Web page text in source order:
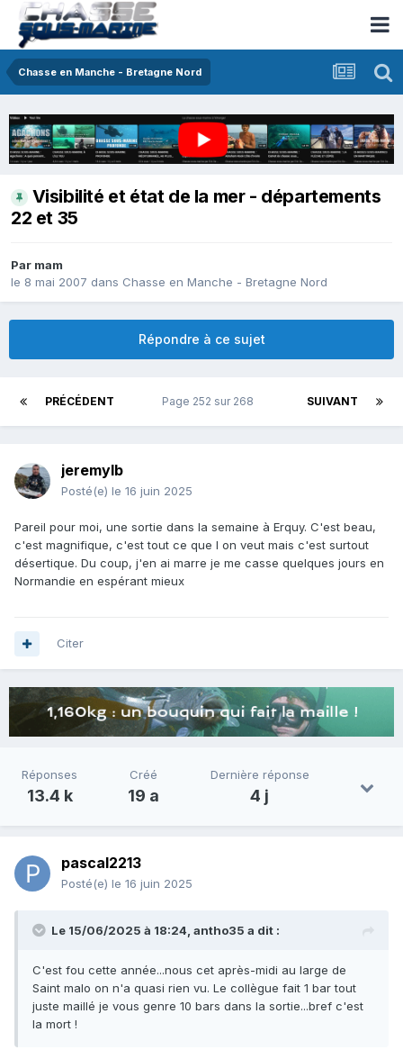
Chasse en Manche - Bretagne Nord
Visibilité et état de la mer - départements
22 et 35
Par mam
le 8 mai 2007 dans Chasse en Manche - Bretagne Nord
Répondre à ce sujet
PRÉCÉDENT SUIVANT
Page 252 sur 268
jeremylb
Posté(e) le 16 juin 2025
Pareil pour moi, une sortie dans la semaine à Erquy. C'est beau,
c'est magnifique, c'est tout ce que l on veut mais c'est surtout
désertique. Du coup, j'en ai marre je me casse quelques jours en
Normandie en espérant mieux
Citer
Réponses
13.4 k
Créé
19 a
Dernière réponse
4 j
pascal2213
Posté(e) le 16 juin 2025
Le 15/06/2025 à 18:24, antho35 a dit :
C'est fou cette année...nous cet après-midi au large de
Saint malo on n'a quasi rien vu. Le collègue fait 1 bar tout
juste maillé je vous genre 10 bars dans la sortie...bref c'est
la mort !